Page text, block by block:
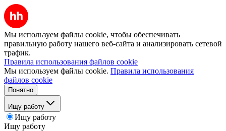
Мы используем файлы cookie, чтобы обеспечивать
правильную работу нашего веб-сайта и анализировать сетевой
трафик.
Правила использования файлов cookie
Мы используем файлы cookie. Правила использования
файлов cookie
Понятно
Ищу работу
Ищу работу
Ищу работу